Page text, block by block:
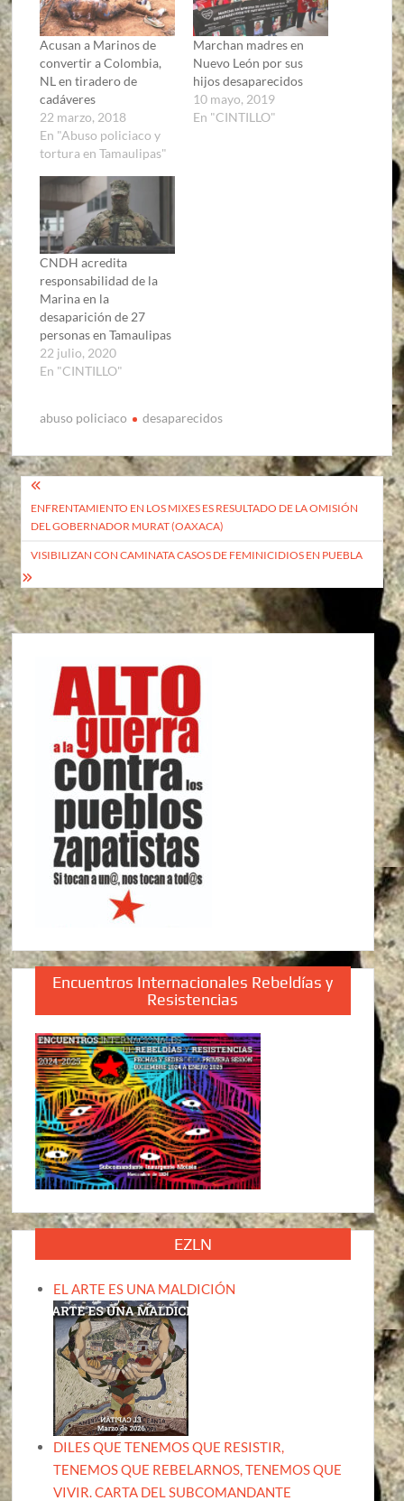
Acusan a Marinos de
convertir a Colombia,
NL en tiradero de
cadáveres
22 marzo, 2018
En "Abuso policiaco y
tortura en Tamaulipas"
Marchan madres en
Nuevo León por sus
hijos desaparecidos
10 mayo, 2019
En "CINTILLO"
CNDH acredita
responsabilidad de la
Marina en la
desaparición de 27
personas en Tamaulipas
22 julio, 2020
En "CINTILLO"
abuso policiaco desaparecidos
Navegación
de
entradas
ENFRENTAMIENTO EN LOS MIXES ES RESULTADO DE LA OMISIÓN
DEL GOBERNADOR MURAT (OAXACA)
VISIBILIZAN CON CAMINATA CASOS DE FEMINICIDIOS EN PUEBLA
Encuentros Internacionales Rebeldías y
Resistencias
EZLN
EL ARTE ES UNA MALDICIÓN
DILES QUE TENEMOS QUE RESISTIR,
TENEMOS QUE REBELARNOS, TENEMOS QUE
VIVIR. CARTA DEL SUBCOMANDANTE